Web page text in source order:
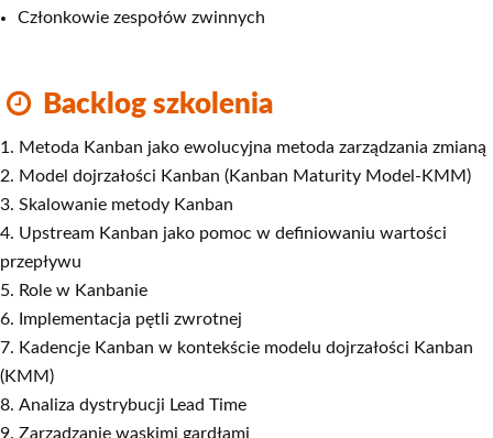
Członkowie zespołów zwinnych
Backlog szkolenia
Metoda Kanban jako ewolucyjna metoda zarządzania zmianą
Model dojrzałości Kanban (Kanban Maturity Model-KMM)
Skalowanie metody Kanban
Upstream Kanban jako pomoc w definiowaniu wartości
przepływu
Role w Kanbanie
Implementacja pętli zwrotnej
Kadencje Kanban w kontekście modelu dojrzałości Kanban
(KMM)
Analiza dystrybucji Lead Time
Zarządzanie wąskimi gardłami